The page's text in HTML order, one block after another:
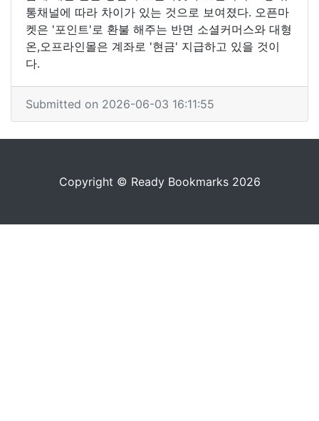
통채널에 따라 차이가 있는 것으로 보여졌다. 오픈마
켓은 '포인트'로 환불 해주는 반면 소셜커머스와 대형
온,오프라인몰은 계좌로 '현금' 지급하고 있을 것이
다.
Submitted on 2026-06-03 16:11:55
Copyright © Ready Bookmarks 2026